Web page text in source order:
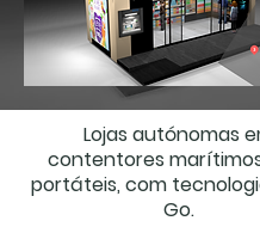
Lojas autónomas
contentores
portáteis, com
Go.